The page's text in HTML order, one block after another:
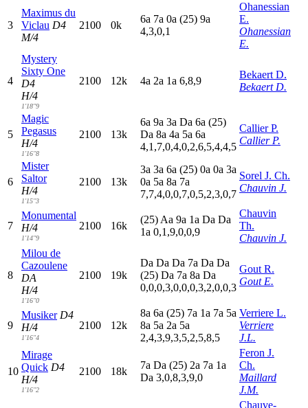
3
Maximus du
Viclau D4
M/4
2100 0k
6a 7a 0a (25) 9a
4,3,0,1
Ohanessian
E.
Ohanessian
E.
4
Mystery
Sixty One
D4
H/4
1'18"9
2100 12k 4a 2a 1a 6,8,9
Bekaert D.
Bekaert D.
5
Magic
Pegasus
H/4
1'16"8
2100 13k
6a 9a 3a Da 6a (25)
Da 8a 4a 5a 6a
4,1,7,0,4,0,2,6,5,4,4,5
Callier P.
Callier P.
6
Mister
Saltor
H/4
1'15"3
2100 13k
3a 3a 6a (25) 0a 0a 3a
0a 5a 8a 7a
7,7,4,0,0,7,0,5,2,3,0,7
Sorel J. Ch.
Chauvin J.
7
Monumental
H/4
1'14"9
2100 16k
(25) Aa 9a 1a Da Da
1a 0,1,9,0,0,9
Chauvin
Th.
Chauvin J.
8
Milou de
Cazoulene
DA
H/4
1'16"0
2100 19k
Da Da Da 7a Da Da
(25) Da 7a 8a Da
0,0,0,3,0,0,0,3,2,0,0,3
Gout R.
Gout E.
9
Musiker D4
H/4
1'16"4
2100 12k
8a 6a (25) 7a 1a 7a 5a
8a 5a 2a 5a
2,4,3,9,3,5,2,5,8,5
Verriere L.
Verriere
J.L.
10
Mirage
Quick D4
H/4
1'16"2
2100 18k
7a Da (25) 2a 7a 1a
Da 3,0,8,3,9,0
Feron J.
Ch.
Maillard
J.M.
Chauve-